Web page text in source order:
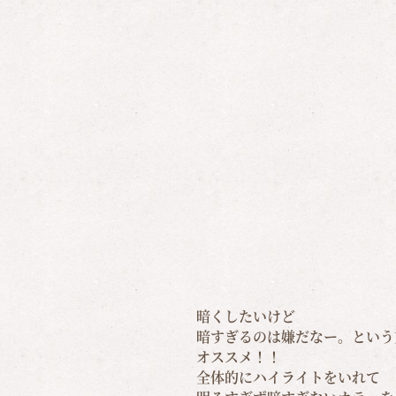
暗くしたいけど
暗すぎるのは嫌だなー。とい
オススメ！！
全体的にハイライトをいれて